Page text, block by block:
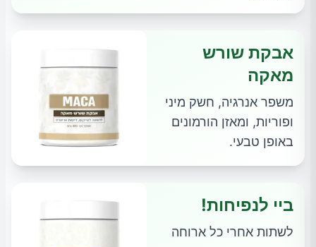
אבקת שורש
מאקה
משפר אנרגיה, חשק מיני
ופוריות, ומאזן הורמונים
באופן טבעי.
ביי לנפיחות!
לשתות אחרי כל ארוחה